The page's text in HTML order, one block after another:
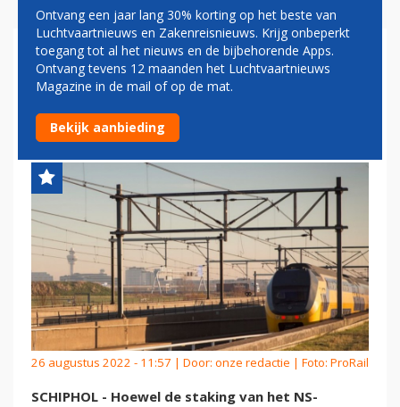
MEERDERE VERSTORINGEN
RONDOM SCHIPHOL DOOR
NS-STAKING
26 augustus 2022 - 11:57 | Door: onze redactie | Foto: ProRail
SCHIPHOL - Hoewel de staking van het NS-
Ontvang een jaar lang 30% korting op het beste van
Luchtvaartnieuws en Zakenreisnieuws. Krijg onbeperkt
toegang tot al het nieuws en de bijbehorende Apps.
Ontvang tevens 12 maanden het Luchtvaartnieuws
Magazine in de mail of op de mat.
Bekijk aanbieding